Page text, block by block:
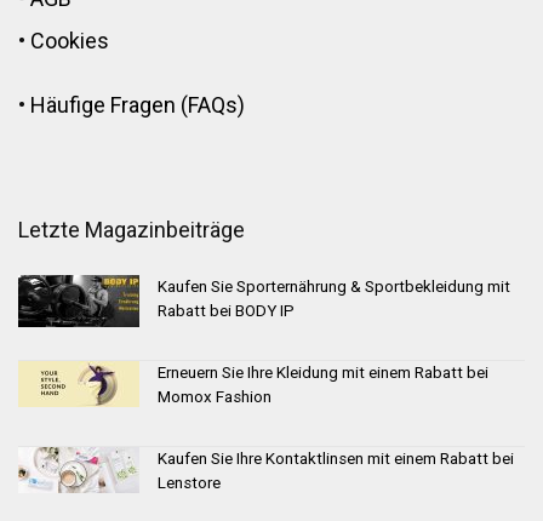
• Cookies
• Häufige Fragen (FAQs)
Letzte Magazinbeiträge
Kaufen Sie Sporternährung & Sportbekleidung mit
Rabatt bei BODY IP
Erneuern Sie Ihre Kleidung mit einem Rabatt bei
Momox Fashion
Kaufen Sie Ihre Kontaktlinsen mit einem Rabatt bei
Lenstore